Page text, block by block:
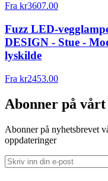
Fra kr3607.00
Fuzz LED-
DESIGN - Stue -
lyskilde
Fra kr2453.00
Abonner på
Abonner på nyhetsbrevet
oppdateringer